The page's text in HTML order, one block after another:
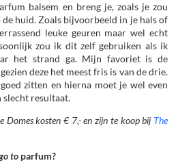
balsem en breng je, zoals je zou
huid. Zoals bijvoorbeeld in je hals of
leuke geuren maar wel echt
zou ik dit zelf gebruiken als ik
het strand ga. Mijn favoriet is de
deze het meest fris is van de drie.
zitten en hierna moet je wel even
slecht resultaat.
Domes kosten € 7,- en zijn te koop bij The
to parfum?